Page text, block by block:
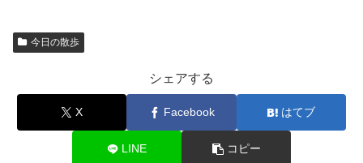
今日の散歩
シェアする
X Facebook はてブ
LINE コピー